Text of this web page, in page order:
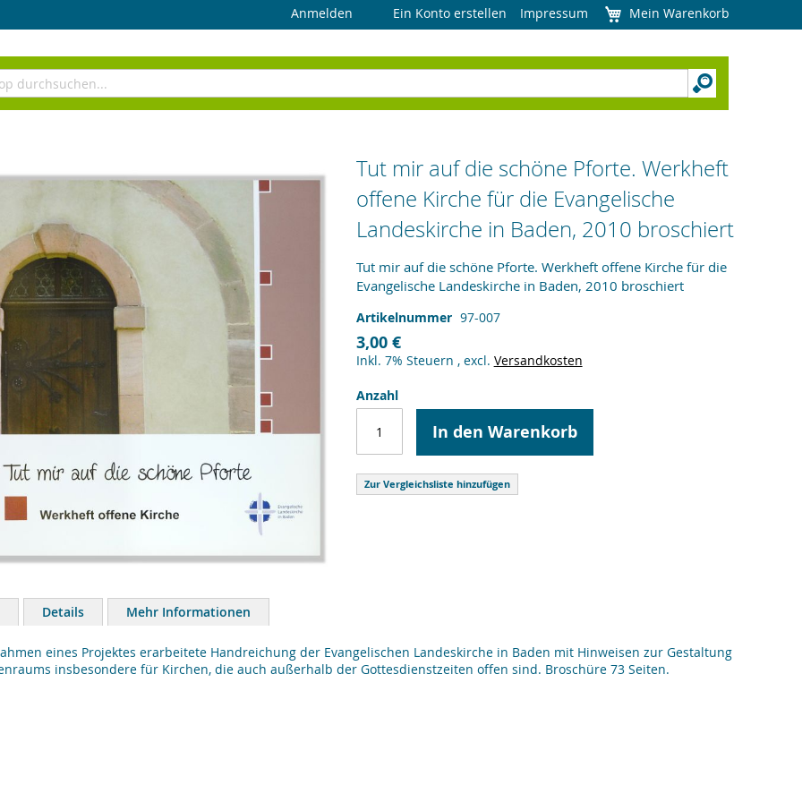
Anmelden Ein Konto erstellen Impressum Mein Warenkorb
Tut mir auf die schöne Pforte. Werkheft
offene Kirche für die Evangelische
Landeskirche in Baden, 2010 broschiert
Tut mir auf die schöne Pforte. Werkheft offene Kirche für die
Evangelische Landeskirche in Baden, 2010 broschiert
Artikelnummer 97-007
3,00 €
Inkl. 7% Steuern , excl. Versandkosten
Anzahl
In den Warenkorb
Zur Vergleichsliste hinzufügen
Details Mehr Informationen
eines Projektes erarbeitete Handreichung der Evangelischen Landeskirche in Baden mit Hinweisen zur Gestaltung
insbesondere für Kirchen, die auch außerhalb der Gottesdienstzeiten offen sind. Broschüre 73 Seiten.